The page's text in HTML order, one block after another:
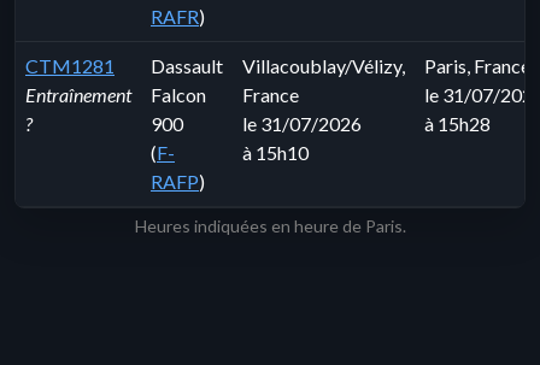
RAFR)
CTM1281
Entraînement
?
Dassault
Falcon
900
(F-
RAFP)
Villacoublay/Vélizy,
France
le 31/07/2026
à 15h10
Paris, France
le 31/07/
à 15h28
Heures indiquées en heure de Paris.